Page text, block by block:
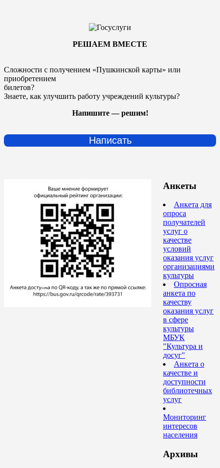
РЕШАЕМ ВМЕСТЕ
Сложности с получением «Пушкинской карты» или
приобретением
билетов?
Знаете, как улучшить работу учреждений культуры?
Напишите — решим!
Написать
Анкеты
Анкета для
опроса
получателей
услуг о
качестве
условий
оказания услуг
организациями
культуры
Опросная
анкета по
качеству
оказания услуг
в сфере
культуры
МБУК
"Культура и
досуг"
Анкета о
качестве и
доступности
библиотечных
услуг
Мониторинг
интересов
населения
Архивы